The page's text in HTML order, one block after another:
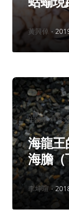
作
黃興倬
分
類：
生物學 科普
海龍王
海膽（
作
李坤瑄